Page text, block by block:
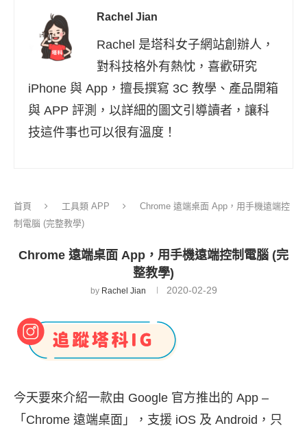
Rachel Jian
Rachel 是塔科女子網站創辦人，
對科技格外有熱忱，喜歡研究
iPhone 與 App，擅長撰寫 3C 教學、產品開箱
與 APP 評測，以詳細的圖文引導讀者，讓科
技這件事也可以很有溫度！
首頁 工具類 APP
Chrome 遠端桌面 App，用手機遠端控
制電腦 (完整教學)
Chrome 遠端桌面 App，用手機遠端控制電腦 (完
整教學)
by Rachel Jian 2020-02-29
今天要來介紹一款由 Google 官方推出的 App –
「Chrome 遠端桌面」，支援 iOS 及 Android，只